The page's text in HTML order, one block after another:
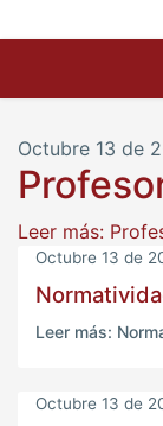
Octubre 13 de
Leer más:
Octubre 13 de
Leer más:
Octubre 13 de